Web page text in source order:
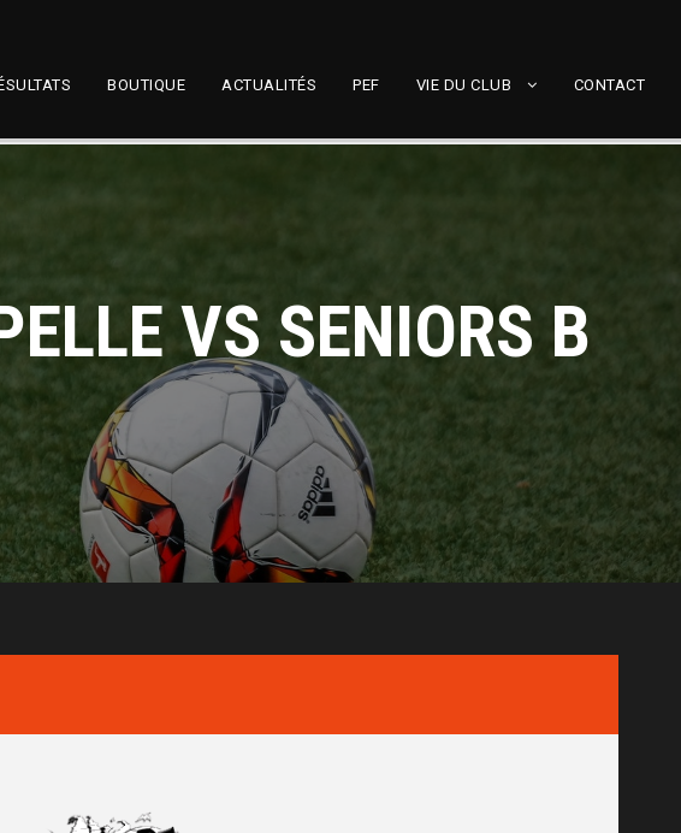
BOUTIQUE ACTUALITÉS PEF VIE DU CLUB CONTACT
VS SENIORS B